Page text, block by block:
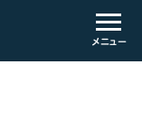
メニュー